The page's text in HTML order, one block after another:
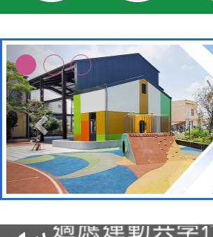
本校115學年
招甄選結果公